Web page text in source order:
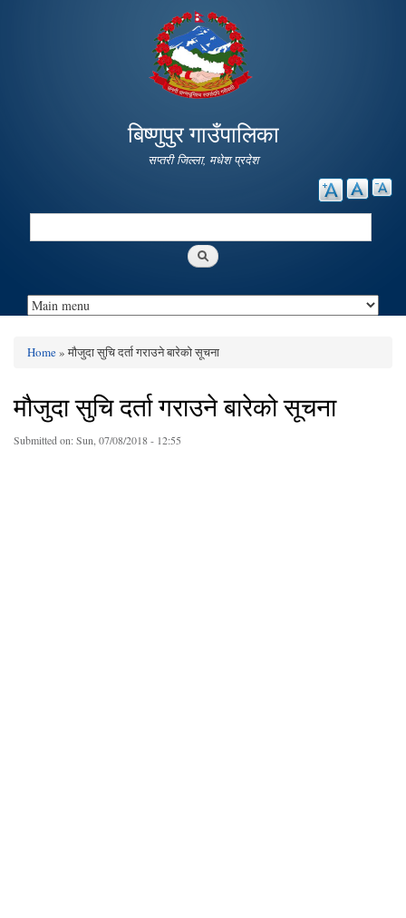
main
content
बिष्णुपुर गाउँपालिका
सप्तरी जिल्ला, मधेश प्रदेश
Search
You are here
Home» मौजुदा सुचि दर्ता गराउने बारेको सूचना
मौजुदा सुचि दर्ता गराउने बारेको सूचना
Submitted on:Sun, 07/08/2018 - 12:55